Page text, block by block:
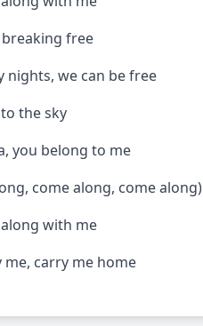
breaking free
nights, we can be free
the sky
you belong to me
come along, come along)
with me
me, carry me home